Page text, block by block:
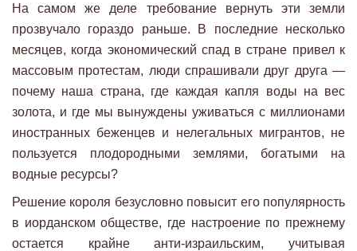
На самом же деле требование вернуть эти земли
прозвучало гораздо раньше. В последние несколько
месяцев, когда экономический спад в стране привел к
массовым протестам, люди спрашивали друг друга —
почему наша страна, где каждая капля воды на вес
золота, и где мы вынуждены уживаться с миллионами
иностранных беженцев и нелегальных мигрантов, не
пользуется плодородными землями, богатыми на
водные ресурсы?
Решение короля безусловно повысит его популярность
в иорданском обществе, где настроение по прежнему
остается крайне анти-израильским, учитывая